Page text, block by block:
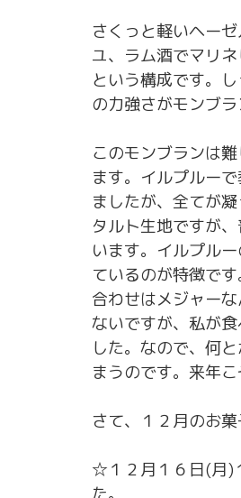
さくっと軽いヘー
ユ、ラム酒でマリ
という構成です。
の力強さがモンブラ
このモンブランは
ます。イルプルー
ましたが、全てが
タルト生地ですが
います。イルプル
ているのが特徴で
合わせはメジャー
ないですが、私が
した。なので、何
まうのです。来年こ
さて、１２月のお菓
☆１２月１６日(月)